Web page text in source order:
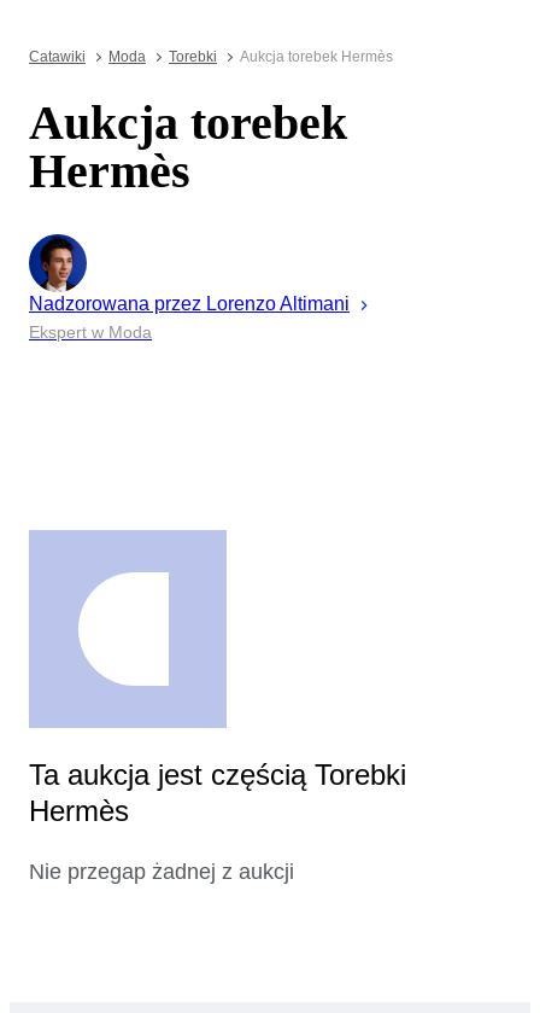
Catawiki Moda Torebki Aukcja torebek Hermès
Aukcja torebek
Hermès
Nadzorowana przez LorenzoAltimani
Ekspert w Moda
Ta aukcja jest częścią Torebki
Hermès
Nie przegap żadnej z aukcji